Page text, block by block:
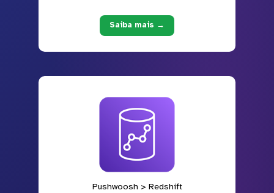
Saiba mais →
Pushwoosh > Redshift